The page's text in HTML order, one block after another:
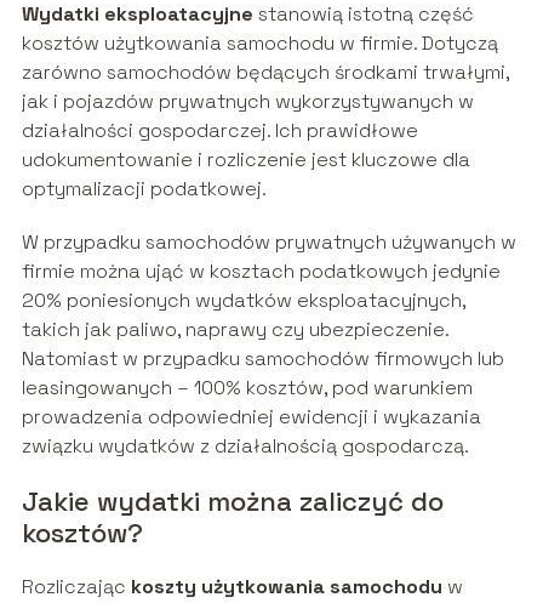
Wydatki eksploatacyjne stanowią istotną część
kosztów użytkowania samochodu w firmie. Dotyczą
zarówno samochodów będących środkami trwałymi,
jak i pojazdów prywatnych wykorzystywanych w
działalności gospodarczej. Ich prawidłowe
udokumentowanie i rozliczenie jest kluczowe dla
optymalizacji podatkowej.
W przypadku samochodów prywatnych używanych w
firmie można ująć w kosztach podatkowych jedynie
20% poniesionych wydatków eksploatacyjnych,
takich jak paliwo, naprawy czy ubezpieczenie.
Natomiast w przypadku samochodów firmowych lub
leasingowanych – 100% kosztów, pod warunkiem
prowadzenia odpowiedniej ewidencji i wykazania
związku wydatków z działalnością gospodarczą.
Jakie wydatki można zaliczyć do
kosztów?
Rozliczając koszty użytkowania samochodu w